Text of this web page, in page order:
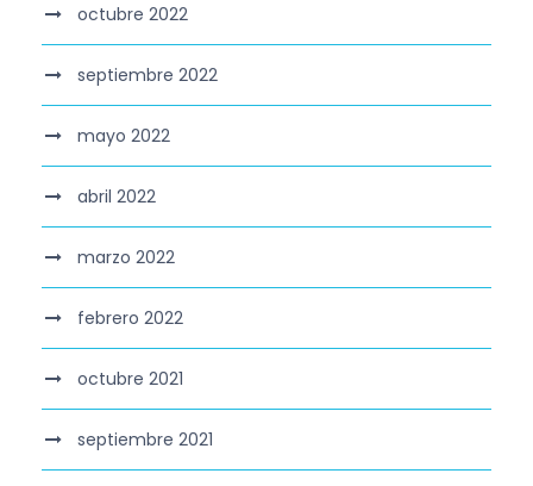
octubre 2022
septiembre 2022
mayo 2022
abril 2022
marzo 2022
febrero 2022
octubre 2021
septiembre 2021